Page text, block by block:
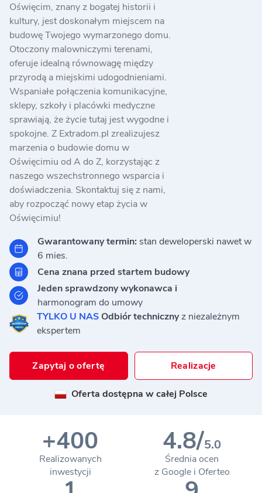
Oświęcim, znany z bogatej historii i
kultury, jest doskonałym miejscem na
budowę Twojego wymarzonego domu.
Otoczony malowniczymi terenami,
oferuje idealną równowagę między
przyrodą a miejskimi udogodnieniami.
Wspaniałe połączenia komunikacyjne,
sklepy, szkoły i placówki medyczne
sprawiają, że życie tutaj jest wygodne i
spokojne. Z Extradom.pl zrealizujesz
marzenia o budowie domu w
Oświęcimiu od A do Z, korzystając z
naszego wszechstronnego wsparcia i
doświadczenia. Skontaktuj się z nami,
aby rozpocząć nowy etap życia w
Oświęcimiu!
Gwarantowany termin: stan deweloperski nawet w
6 mies.
Cena znana przed startem budowy
Jeden sprawdzonywykonawca i
harmonogram do umowy
TYLKO U NAS Odbiórtechnicznyz niezależnym
ekspertem
Zapytaj o ofertę Realizacje
Oferta dostępna w całej Polsce
+400
Realizowanych
inwestycji
4.8/5.0
Średnia ocen
z Google i Oferteo